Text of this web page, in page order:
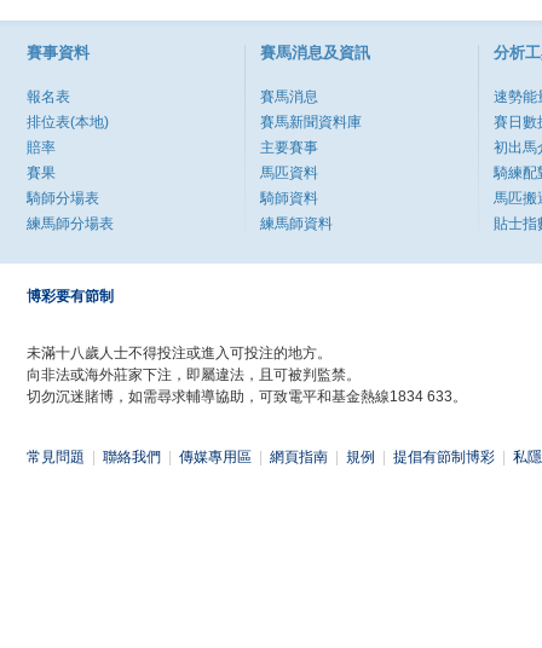
賽事資料
報名表
排位表(本地)
賠率
賽果
騎師分場表
練馬師分場表
賽馬消息及資訊
賽馬消息
賽馬新聞資料庫
主要賽事
馬匹資料
騎師資料
練馬師資料
分析
速勢能
賽日數
初出馬
騎練配
馬匹搬
貼士指
博彩要有節制
未滿十八歲人士不得投注或進入可投注的地方。
向非法或海外莊家下注，即屬違法，且可被判監禁。
切勿沉迷賭博，如需尋求輔導協助，可致電平和基金熱線1834 633。
常見問題 聯絡我們 傳媒專用區 網頁指南 規例 提倡有節制博彩 私